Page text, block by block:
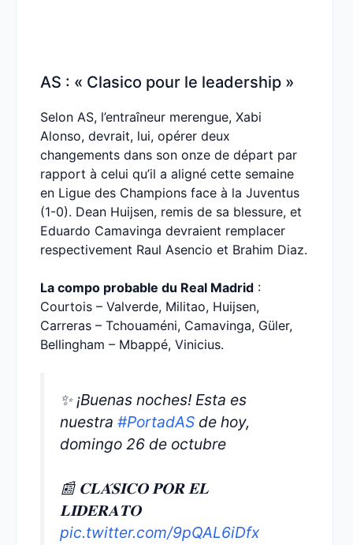
AS : « Clasico pour le leadership »
Selon AS, l’entraîneur merengue, Xabi
Alonso, devrait, lui, opérer deux
changements dans son onze de départ par
rapport à celui qu’il a aligné cette semaine
en Ligue des Champions face à la Juventus
(1-0). Dean Huijsen, remis de sa blessure, et
Eduardo Camavinga devraient remplacer
respectivement Raul Asencio et Brahim Diaz.
La compo probable du Real Madrid :
Courtois – Valverde, Militao, Huijsen,
Carreras – Tchouaméni, Camavinga, Güler,
Bellingham – Mbappé, Vinicius.
✨ ¡Buenas noches! Esta es
nuestra #PortadAS de hoy,
domingo 26 de octubre
📰 𝐂𝐋𝐀́𝐒𝐈𝐂𝐎 𝐏𝐎𝐑 𝐄𝐋
𝐋𝐈𝐃𝐄𝐑𝐀𝐓𝐎
pic.twitter.com/9pQAL6iDfx